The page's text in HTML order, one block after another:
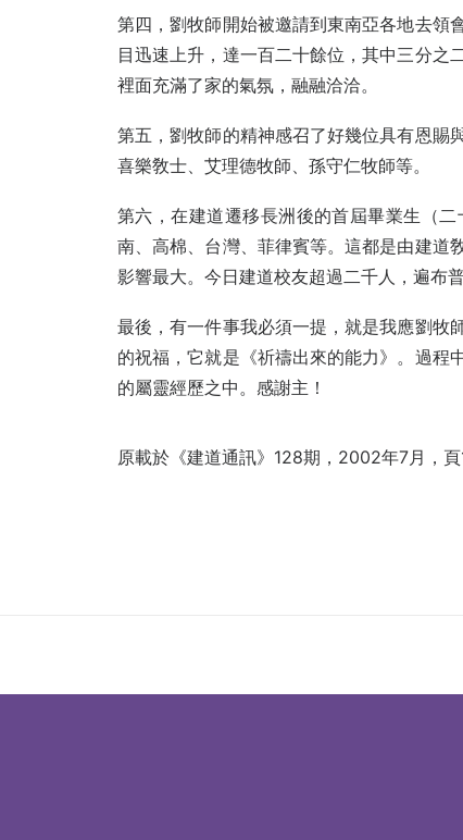
第四，劉牧師開始被邀請到東南亞各地去領
目迅速上升，達一百二十餘位，其中三分之
裡面充滿了家的氣氛，融融洽洽。
第五，劉牧師的精神感召了好幾位具有恩賜
喜樂敎士、艾理德牧師、孫守仁牧師等。
第六，在建道遷移長洲後的首屆畢業生（
南、高棉、台灣、菲律賓等。這都是由建道
影響最大。今日建道校友超過二千人，遍布
最後，有一件事我必須一提，就是我應劉牧
的祝福，它就是《祈禱出來的能力》。過程
的屬靈經歷之中。感謝主！
原載於 《建道通訊》128期，2002年7月，頁